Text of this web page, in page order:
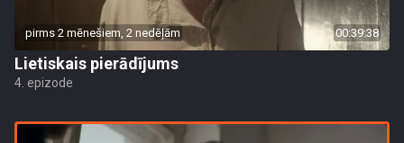
pirms 2 mēnešiem, 2 nedēļām 00:39:38
Lietiskais pierādījums
4. epizode